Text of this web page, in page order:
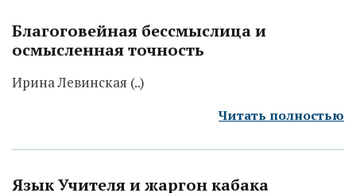
Благоговейная бессмыслица и
осмысленная точность
Ирина Левинская (..)
Читать полностью
Язык Учителя и жаргон кабака